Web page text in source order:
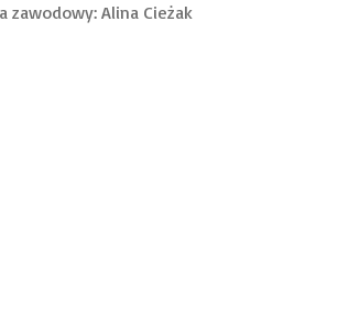
zawodowy: Alina Cieżak